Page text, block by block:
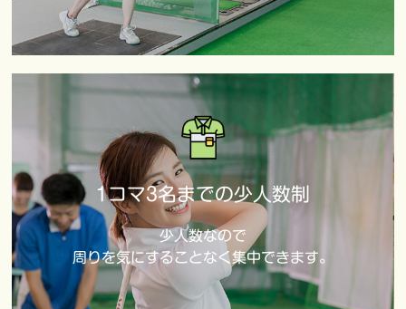
1コマ3名までの少人数制
少人数なので
周りを気にすることなく集中できます。